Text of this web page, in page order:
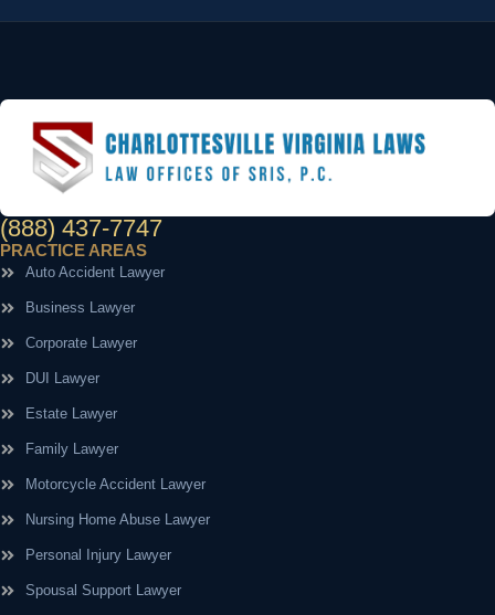
(888) 437-7747
PRACTICE AREAS
Auto Accident Lawyer
Business Lawyer
Corporate Lawyer
DUI Lawyer
Estate Lawyer
Family Lawyer
Motorcycle Accident Lawyer
Nursing Home Abuse Lawyer
Personal Injury Lawyer
Spousal Support Lawyer